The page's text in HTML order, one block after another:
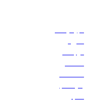
حجز الرحلات
العروض
الوجهات
الأمتعة
المساعدة
إدارة الحجز
الأخبار